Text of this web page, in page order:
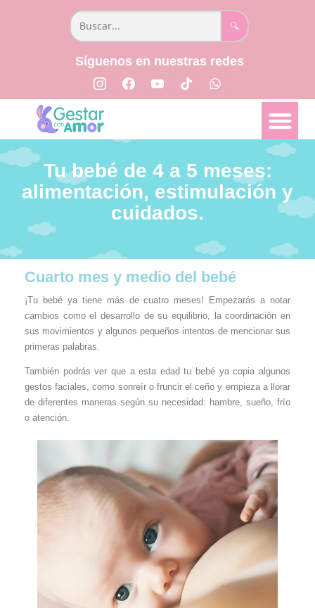
🔍
Síguenos en nuestras redes
Tu bebé de 4 a 5 meses:
alimentación, estimulación y
cuidados.
Cuarto mes y medio del bebé
¡Tu bebé ya tiene más de cuatro meses! Empezarás a notar
cambios como el desarrollo de su equilibrio, la coordinación en
sus movimientos y algunos pequeños intentos de mencionar sus
primeras palabras.
También podrás ver que a esta edad tu bebé ya copia algunos
gestos faciales, como sonreír o fruncir el ceño y empieza a llorar
de diferentes maneras según su necesidad: hambre, sueño, frío
o atención.